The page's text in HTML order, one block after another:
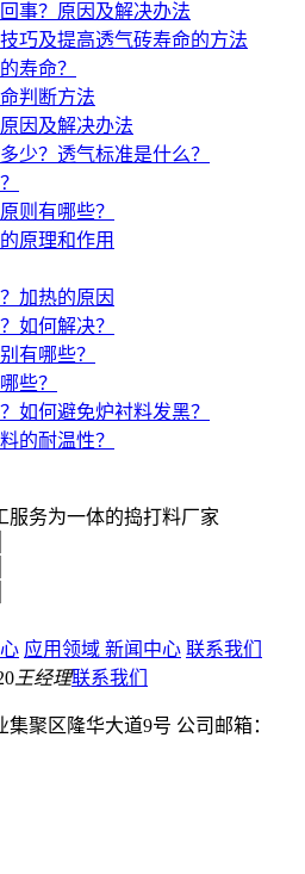
事？原因及解决办法
巧及提高透气砖寿命的方法
寿命？
判断方法
因及解决办法
少？透气标准是什么？
则有哪些？
原理和作用
加热的原因
如何解决？
有哪些？
些？
如何避免炉衬料发黑？
的耐温性？
服务为一体的捣打料厂家
应用领域 新闻中心 联系我们
王经理联系我们
聚区隆华大道9号 公司邮箱：